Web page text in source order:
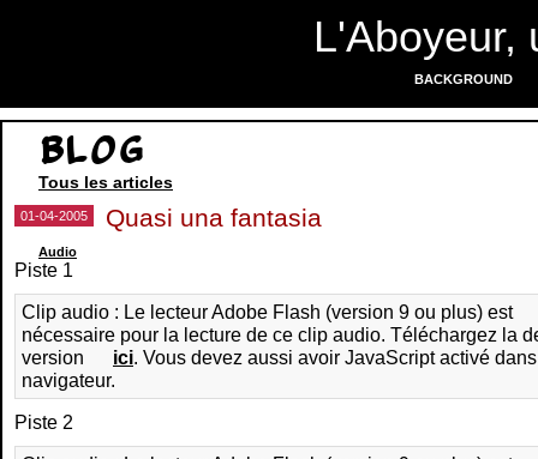
L'Aboyeur,
BACKGROUND
Blog
Tous les articles
01-04-2005 Quasi una fantasia
Audio
Piste 1
Clip audio : Le lecteur Adobe Flash (version 9 ou plus) est
nécessaire pour la lecture de ce clip audio. Téléchargez la
version
ici. Vous devez aussi avoir JavaScript activé
navigateur.
Piste 2